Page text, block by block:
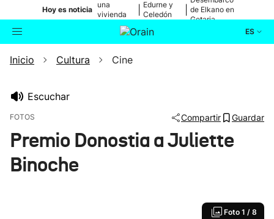
Hoy es noticia
una
vivienda
de Bilbao
Edurne y
Celedón
de Elkano en
Getaria
ES
Buscador Actualidad
Inicio Cultura Cine
Escuchar
FOTOS Compartir Guardar
Premio Donostia a Juliette
Binoche
Foto 1 / 8